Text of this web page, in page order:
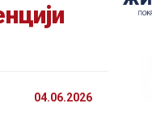
04.06.2026